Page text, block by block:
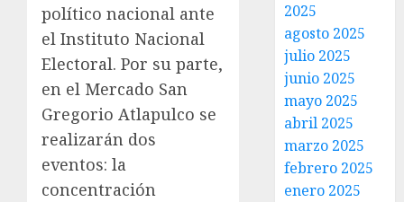
político nacional ante
el Instituto Nacional
Electoral. Por su parte,
en el Mercado San
Gregorio Atlapulco se
realizarán dos
eventos: la
concentración
2025
agosto 2025
julio 2025
junio 2025
mayo 2025
abril 2025
marzo 2025
febrero 2025
enero 2025